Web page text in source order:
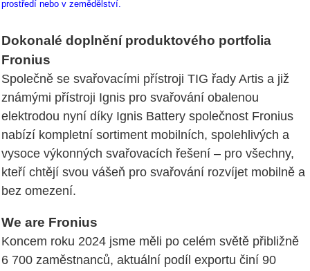
prostředí nebo v zemědělství.
Dokonalé doplnění produktového portfolia
Fronius
Společně se svařovacími přístroji TIG řady Artis a již
známými přístroji Ignis pro svařování obalenou
elektrodou nyní díky Ignis Battery společnost Fronius
nabízí kompletní sortiment mobilních, spolehlivých a
vysoce výkonných svařovacích řešení – pro všechny,
kteří chtějí svou vášeň pro svařování rozvíjet mobilně a
bez omezení.
We are Fronius
Koncem roku 2024 jsme měli po celém světě přibližně
6 700 zaměstnanců, aktuální podíl exportu činí 90